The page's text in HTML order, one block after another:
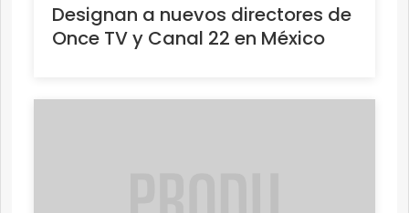
Designan a nuevos directores de
Once TV y Canal 22 en México